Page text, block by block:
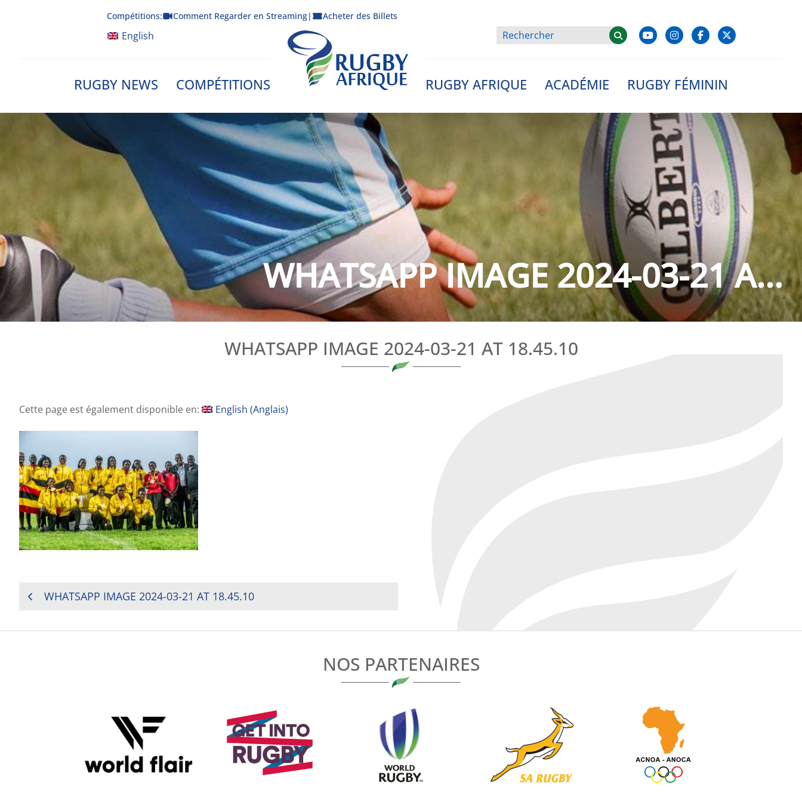
Compétitions: Comment Regarder en Streaming| Acheter des Billets
English
RUGBY NEWS COMPÉTITIONS
Rugby Afrique
RUGBY AFRIQUE ACADÉMIE RUGBY FÉMININ
WHATSAPP IMAGE 2024-03-21 A...
WHATSAPP IMAGE 2024-03-21 AT 18.45.10
Cette page est également disponible en: English (Anglais)
NAVIGATION
WHATSAPP IMAGE 2024-03-21 AT 18.45.10
NOS PARTENAIRES